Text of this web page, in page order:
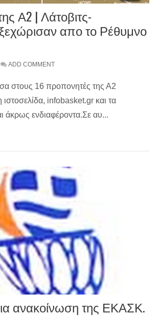
Α2 | Λάτοβιτς-
απο το Ρέθυμνο
ADD COMMENT
στους 16 προπονητές της Α2
infobasket.gr και τα
άκρως ενδιαφέροντα.Σε αυ...
ανακοίνωση της ΕΚΑΣΚ.